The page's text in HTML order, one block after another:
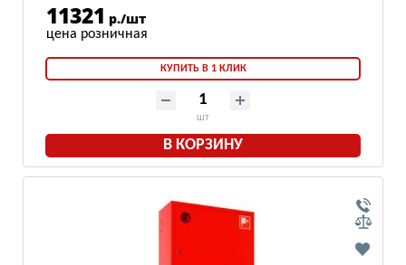
11321 р./шт
КУПИТЬ В 1 КЛИК
шт
В КОРЗИНУ